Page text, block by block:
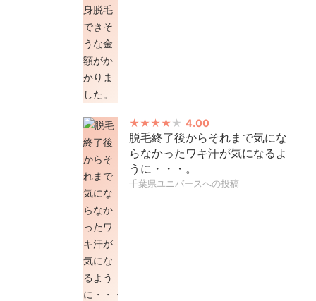
4.00
脱毛終了後からそれまで気にな
らなかったワキ汗が気になるよ
うに・・・。
千葉県ユニバースへの投稿